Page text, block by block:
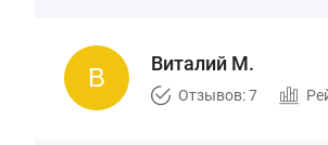
Виталий М.
Отзывов: 7